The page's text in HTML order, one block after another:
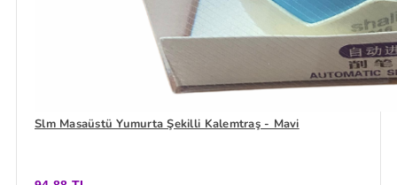
Slm Masaüstü Yumurta Şekilli Kalemtraş - Mavi